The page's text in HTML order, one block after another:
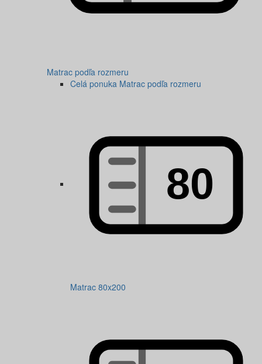
Matrac podľa rozmeru
Celá ponuka Matrac podľa rozmeru
Matrac 80x200